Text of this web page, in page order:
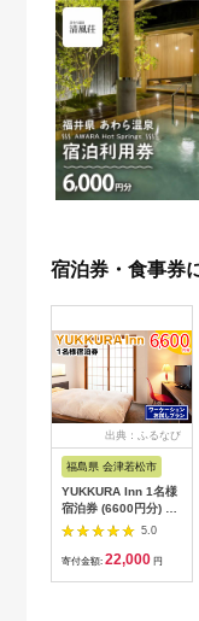
宿泊券・食事券
出典：ふるなび
福島県 会津若松市
YUKKURA Inn 1名様
宿泊券 (6600円分) ワ
ーケーションお試しプ
ラン｜東北 福島県 会
津若松市 東山温泉 旅
5.0
寄付金額: 22,000 円